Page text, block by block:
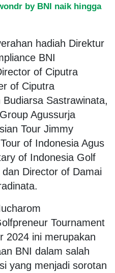
by BNI naik hingga
hadiah Direktur
BNI
of Ciputra
of Ciputra
Sastrawinata,
Agussurja
Tour Jimmy
of Indonesia Agus
of Indonesia Golf
Director of Damai
Tournament
2024 ini merupakan
BNI dalam salah
yang menjadi sorotan